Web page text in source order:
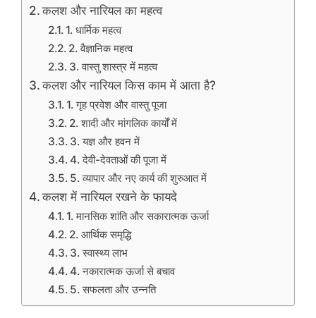
कलश और नारियल का महत्व
1. धार्मिक महत्व
2. वैज्ञानिक महत्व
3. वास्तु शास्त्र में महत्व
कलश और नारियल किस काम में आता है?
1. गृह प्रवेश और वास्तु पूजा
2. शादी और मांगलिक कार्यों में
3. यज्ञ और हवन में
4. देवी-देवताओं की पूजा में
5. व्यापार और नए कार्य की शुरुआत में
कलश में नारियल रखने के फायदे
1. मानसिक शांति और सकारात्मक ऊर्जा
2. आर्थिक समृद्धि
3. स्वास्थ्य लाभ
4. नकारात्मक ऊर्जा से बचाव
5. सफलता और उन्नति